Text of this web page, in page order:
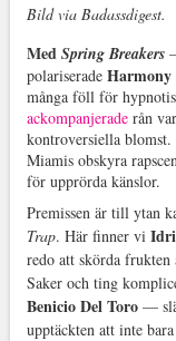
Bild via
Med Spring Breakers
polariserade
många föll för
ackompanjeraderån
kontroversiella
Miamis obskyra
för upprörda känslor.
Premissen är till ytan
Trap. Här finner vi
redo att skörda frukten
Saker och ting
Benicio Del Toro —
upptäckten att inte